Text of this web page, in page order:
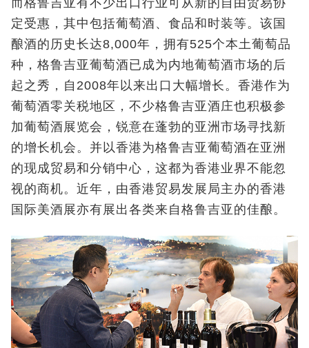
定受惠，其中包括葡萄酒、食品和时装等。该国
酿酒的历史长达8,000年，拥有525个本土葡萄品
种，格鲁吉亚葡萄酒已成为内地葡萄酒市场的后
起之秀，自2008年以来出口大幅增长。香港作为
葡萄酒零关税地区，不少格鲁吉亚酒庄也积极参
加葡萄酒展览会，锐意在蓬勃的亚洲市场寻找新
的增长机会。并以香港为格鲁吉亚葡萄酒在亚洲
的现成贸易和分销中心，这都为香港业界不能忽
视的商机。近年，由香港贸易发展局主办的香港
国际美酒展亦有展出各类来自格鲁吉亚的佳酿。